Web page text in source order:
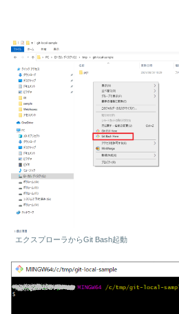
エクスプローラからGit Bash起動